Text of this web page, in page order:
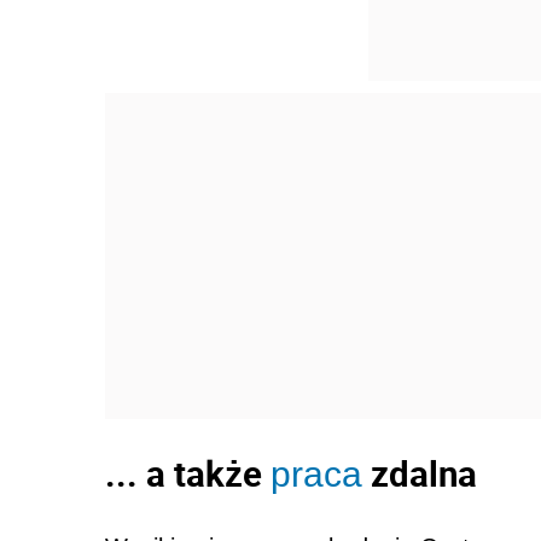
... a także praca zdalna